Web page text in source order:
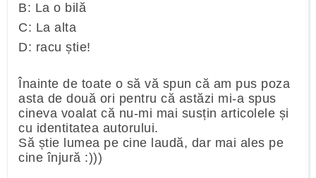
B: La o bilă
C: La alta
D: racu știe!
Înainte de toate o să vă spun că am pus poza
asta de două ori pentru că astăzi mi-a spus
cineva voalat că nu-mi mai susțin articolele și
cu identitatea autorului.
Să știe lumea pe cine laudă, dar mai ales pe
cine înjură :)))